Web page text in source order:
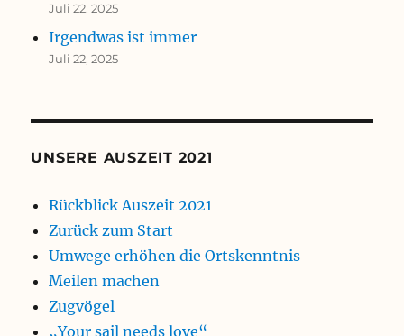
Juli 22, 2025
Irgendwas ist immer
Juli 22, 2025
UNSERE AUSZEIT 2021
Rückblick Auszeit 2021
Zurück zum Start
Umwege erhöhen die Ortskenntnis
Meilen machen
Zugvögel
„Your sail needs love“